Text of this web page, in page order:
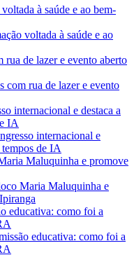
voltada à saúde e ao
com rua de lazer e evento
internacional e
tempos de IA
Maria Maluquinha e
educativa: como foi a